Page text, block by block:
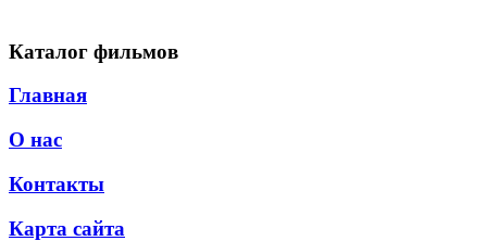
Каталог фильмов
Главная
О нас
Контакты
Карта сайта